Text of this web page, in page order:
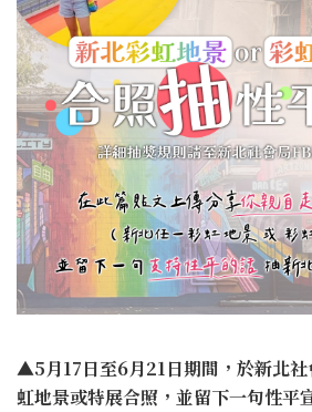
▲5月17日至6月21日期間，於新北
虹地景或特展合照，並留下一句性平